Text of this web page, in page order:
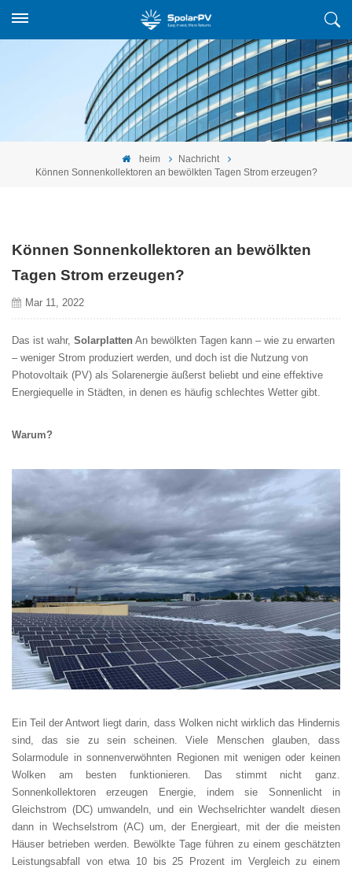
heim
Nachricht
Können Sonnenkollektoren an bewölkten Tagen Strom erzeugen?
Können Sonnenkollektoren an bewölkten
Tagen Strom erzeugen?
Mar 11, 2022
Das ist wahr, Solarplatten An bewölkten Tagen kann – wie zu erwarten
– weniger Strom produziert werden, und doch ist die Nutzung von
Photovoltaik (PV) als Solarenergie äußerst beliebt und eine effektive
Energiequelle in Städten, in denen es häufig schlechtes Wetter gibt.
Warum?
Ein Teil der Antwort liegt darin, dass Wolken nicht wirklich das Hindernis
sind, das sie zu sein scheinen. Viele Menschen glauben, dass
Solarmodule in sonnenverwöhnten Regionen mit wenigen oder keinen
Wolken am besten funktionieren. Das stimmt nicht ganz.
Sonnenkollektoren erzeugen Energie, indem sie Sonnenlicht in
Gleichstrom (DC) umwandeln, und ein Wechselrichter wandelt diesen
dann in Wechselstrom (AC) um, der Energieart, mit der die meisten
Häuser betrieben werden. Bewölkte Tage führen zu einem geschätzten
Leistungsabfall von etwa 10 bis 25 Prozent im Vergleich zu einem